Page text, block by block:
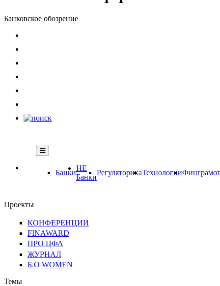
Банковское обозрение
Банки
НЕ
Банки
РегуляторикаТехнологии
Проекты
КОНФЕРЕНЦИИ
FINAWARD
ПРО ЦФА
ЖУРНАЛ
Б.О WOMEN
Темы